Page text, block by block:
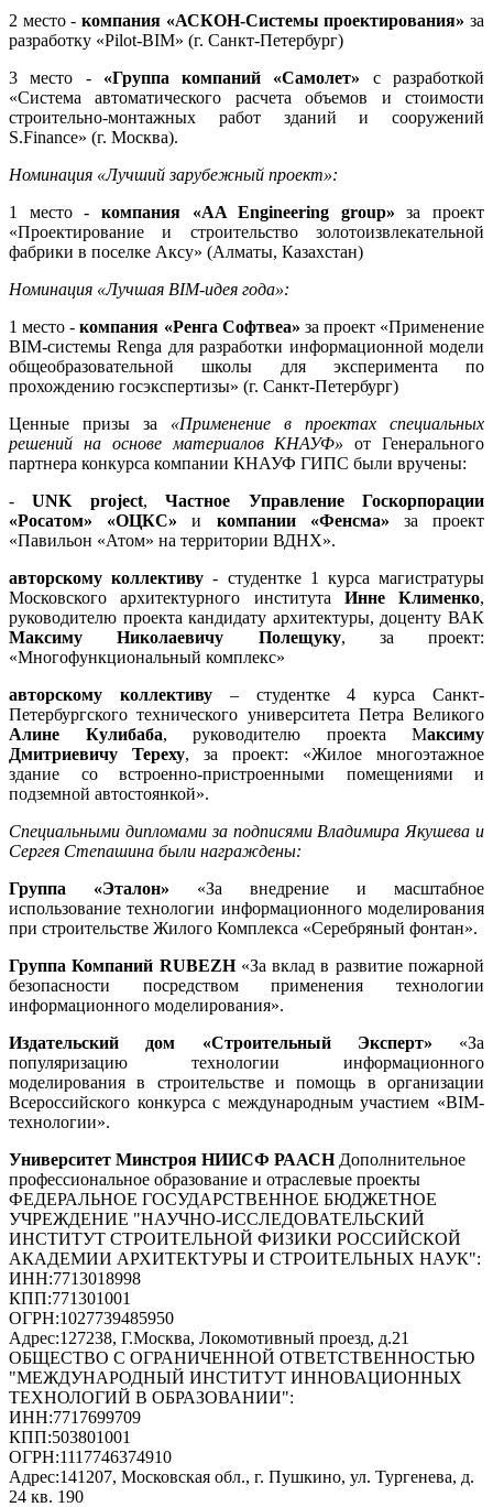
2 место - компания «АСКОН-Системы проектирования» за
разработку «Pilot-BIM» (г. Санкт-Петербург)
3 место - «Группа компаний «Самолет» с разработкой
«Система автоматического расчета объемов и стоимости
строительно-монтажных работ зданий и сооружений
S.Finance» (г. Москва).
Номинация «Лучший зарубежный проект»:
1 место - компания «AA Engineering group» за проект
«Проектирование и строительство золотоизвлекательной
фабрики в поселке Аксу» (Алматы, Казахстан)
Номинация «Лучшая BIM-идея года»:
1 место -компания «Ренга Софтвеа» за проект «Применение
BIM-системы Renga для разработки информационной модели
общеобразовательной школы для эксперимента по
прохождению госэкспертизы» (г. Санкт-Петербург)
Ценные призы за «Применение в проектах специальных
решений на основе материалов КНАУФ» от Генерального
партнера конкурса компании КНАУФ ГИПС были вручены:
-UNK project,Частное Управление Госкорпорации
«Росатом» «ОЦКС» и компании «Фенсма» за проект
«Павильон «Атом» на территории ВДНХ».
авторскому коллективу - студентке 1 курса магистратуры
Московского архитектурного института Инне Клименко,
руководителю проекта кандидату архитектуры, доценту ВАК
Максиму Николаевичу Полещуку, за проект:
«Многофункциональный комплекс»
авторскому коллективу– студентке 4 курса Санкт-
Петербургского технического университета Петра Великого
Алине Кулибаба, руководителю проекта Максиму
Дмитриевичу Тереху, за проект: «Жилое многоэтажное
здание со встроенно-пристроенными помещениями и
подземной автостоянкой».
Специальными дипломами за подписями Владимира Якушева и
Сергея Степашина были награждены:
Группа «Эталон» «За внедрение и масштабное
использование технологии информационного моделирования
при строительстве Жилого Комплекса «Серебряный фонтан».
Группа Компаний RUBEZH«За вклад в развитие пожарной
безопасности посредством применения технологии
информационного моделирования».
Издательский дом «Строительный Эксперт» «За
популяризацию технологии информационного
моделирования в строительстве и помощь в организации
Всероссийского конкурса с международным участием «BIM-
технологии».
Университет Минстроя НИИСФ РААСН Дополнительное
профессиональное образование и отраслевые проекты
ФЕДЕРАЛЬНОЕ ГОСУДАРСТВЕННОЕ БЮДЖЕТНОЕ
УЧРЕЖДЕНИЕ "НАУЧНО-ИССЛЕДОВАТЕЛЬСКИЙ
ИНСТИТУТ СТРОИТЕЛЬНОЙ ФИЗИКИ РОССИЙСКОЙ
АКАДЕМИИ АРХИТЕКТУРЫ И СТРОИТЕЛЬНЫХ НАУК":
ИНН:7713018998
КПП:771301001
ОГРН:1027739485950
Адрес:127238, Г.Москва, Локомотивный проезд, д.21
ОБЩЕСТВО С ОГРАНИЧЕННОЙ ОТВЕТСТВЕННОСТЬЮ
"МЕЖДУНАРОДНЫЙ ИНСТИТУТ ИННОВАЦИОННЫХ
ТЕХНОЛОГИЙ В ОБРАЗОВАНИИ":
ИНН:7717699709
КПП:503801001
ОГРН:1117746374910
Адрес:141207, Московская обл., г. Пушкино, ул. Тургенева, д.
24 кв. 190